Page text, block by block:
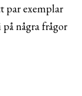
par exemplar
på några frågor